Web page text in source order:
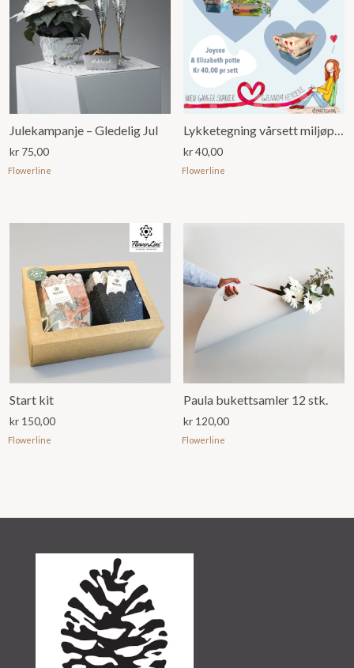
Julekampanje – Gledelig Jul
kr 75,00
Flowerline
Lykketegning vårsett miljøpotter
kr40,00
Flowerline
Start kit
kr 150,00
Flowerline
Paula bukettsamler 12 stk.
kr 120,00
Flowerline